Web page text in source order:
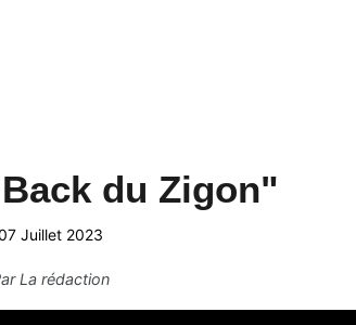
du Zigon"
Juillet 2023
La rédaction